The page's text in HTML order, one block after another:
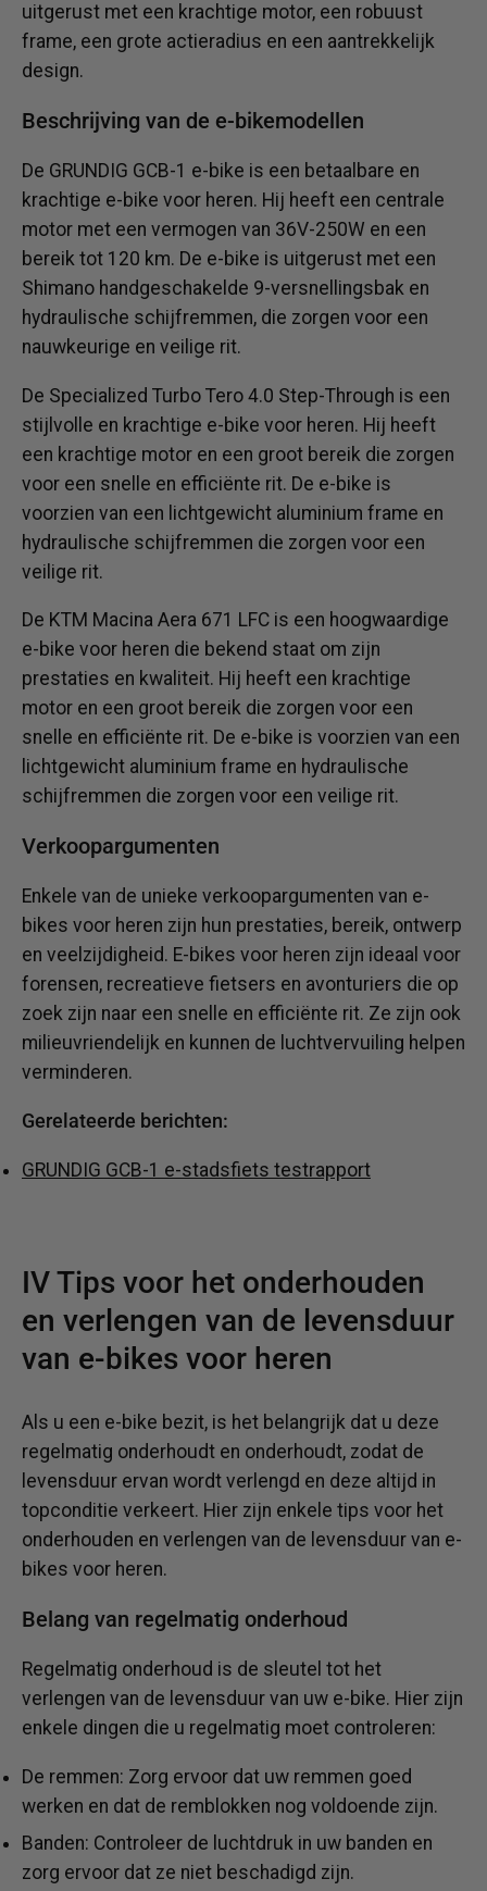
uitgerust met een krachtige motor, een robuust
frame, een grote actieradius en een aantrekkelijk
design.
Beschrijving van de e-bikemodellen
De GRUNDIG GCB-1 e-bike is een betaalbare en
krachtige e-bike voor heren. Hij heeft een centrale
motor met een vermogen van 36V-250W en een
bereik tot 120 km. De e-bike is uitgerust met een
Shimano handgeschakelde 9-versnellingsbak en
hydraulische schijfremmen, die zorgen voor een
nauwkeurige en veilige rit.
De Specialized Turbo Tero 4.0 Step-Through is een
stijlvolle en krachtige e-bike voor heren. Hij heeft
een krachtige motor en een groot bereik die zorgen
voor een snelle en efficiënte rit. De e-bike is
voorzien van een lichtgewicht aluminium frame en
hydraulische schijfremmen die zorgen voor een
veilige rit.
De KTM Macina Aera 671 LFC is een hoogwaardige
e-bike voor heren die bekend staat om zijn
prestaties en kwaliteit. Hij heeft een krachtige
motor en een groot bereik die zorgen voor een
snelle en efficiënte rit. De e-bike is voorzien van een
lichtgewicht aluminium frame en hydraulische
schijfremmen die zorgen voor een veilige rit.
Verkoopargumenten
Enkele van de unieke verkoopargumenten van e-
bikes voor heren zijn hun prestaties, bereik, ontwerp
en veelzijdigheid. E-bikes voor heren zijn ideaal voor
forensen, recreatieve fietsers en avonturiers die op
zoek zijn naar een snelle en efficiënte rit. Ze zijn ook
milieuvriendelijk en kunnen de luchtvervuiling helpen
verminderen.
Gerelateerde berichten:
GRUNDIG GCB-1 e-stadsfiets testrapport
IV Tips voor het onderhouden
en verlengen van de levensduur
van e-bikes voor heren
Als u een e-bike bezit, is het belangrijk dat u deze
regelmatig onderhoudt en onderhoudt, zodat de
levensduur ervan wordt verlengd en deze altijd in
topconditie verkeert. Hier zijn enkele tips voor het
onderhouden en verlengen van de levensduur van e-
bikes voor heren.
Belang van regelmatig onderhoud
Regelmatig onderhoud is de sleutel tot het
verlengen van de levensduur van uw e-bike. Hier zijn
enkele dingen die u regelmatig moet controleren:
De remmen: Zorg ervoor dat uw remmen goed
werken en dat de remblokken nog voldoende zijn.
Banden: Controleer de luchtdruk in uw banden en
zorg ervoor dat ze niet beschadigd zijn.